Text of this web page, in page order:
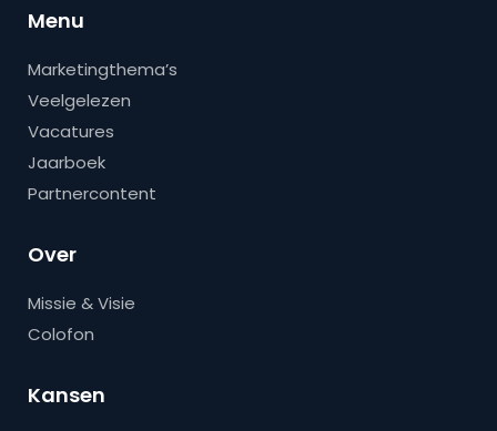
Menu
Marketingthema’s
Veelgelezen
Vacatures
Jaarboek
Partnercontent
Over
Missie & Visie
Colofon
Kansen